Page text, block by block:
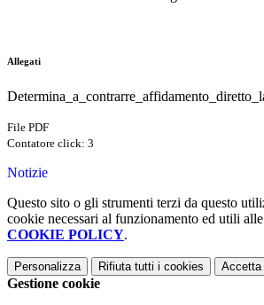
Allegati
File PDF
Contatore click: 3
Notizie
Questo sito o gli strumenti terzi da questo
cookie necessari al funzionamento ed utili
COOKIE POLICY.
Personalizza Rifiuta tutti i cookies Accetta
Gestione cookie